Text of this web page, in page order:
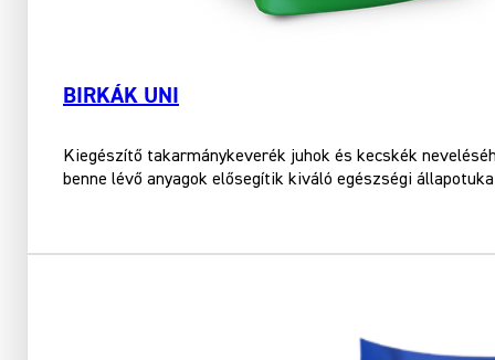
BIRKÁK UNI
Kiegészítő takarmánykeverék juhok és kecskék
benne lévő anyagok elősegítik kiváló egészségi